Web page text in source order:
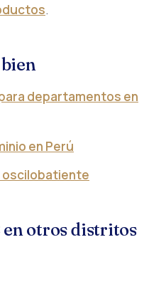
.
departamentos en
en Perú
oscilobatiente
en otros distritos